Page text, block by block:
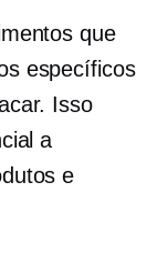
que
específicos
Isso
a
e